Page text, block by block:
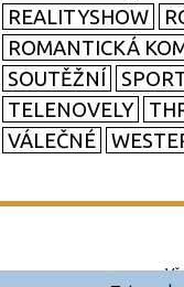
REALITYSHOW
ROMANTICKÁ
SOUTĚŽNÍ
TELENOVELY
VÁLEČNÉ